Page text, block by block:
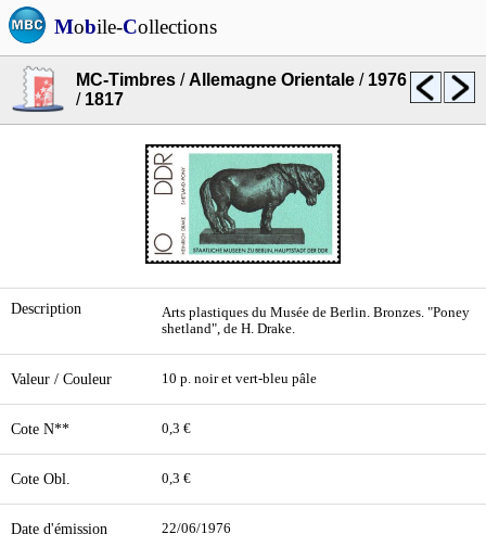
Mobile-Collections
MC-Timbres /Allemagne Orientale / 1976
/ 1817
Description
Arts plastiques du Musée de Berlin. Bronzes. "Poney
shetland", de H. Drake.
Valeur / Couleur 10 p. noir et vert-bleu pâle
Cote N** 0,3 €
Cote Obl. 0,3 €
Date d'émission 22/06/1976